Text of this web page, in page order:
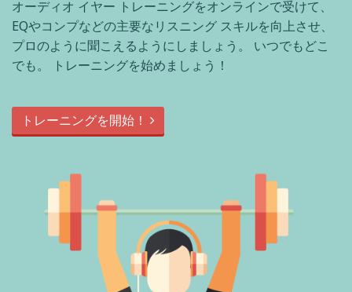
オーディオ イヤー トレーニングをオンラインで受けて、
EQやコンプなどの主要なリスニング スキルを向上させ、
プロのように聞こえるようにしましょう。 いつでもどこ
でも。 トレーニングを始めましょう！
トレーニングを開始！